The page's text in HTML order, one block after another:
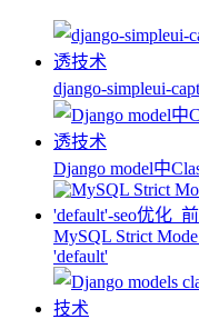
django-simpleui-
Django model中
MySQL Strict Mode
'default'